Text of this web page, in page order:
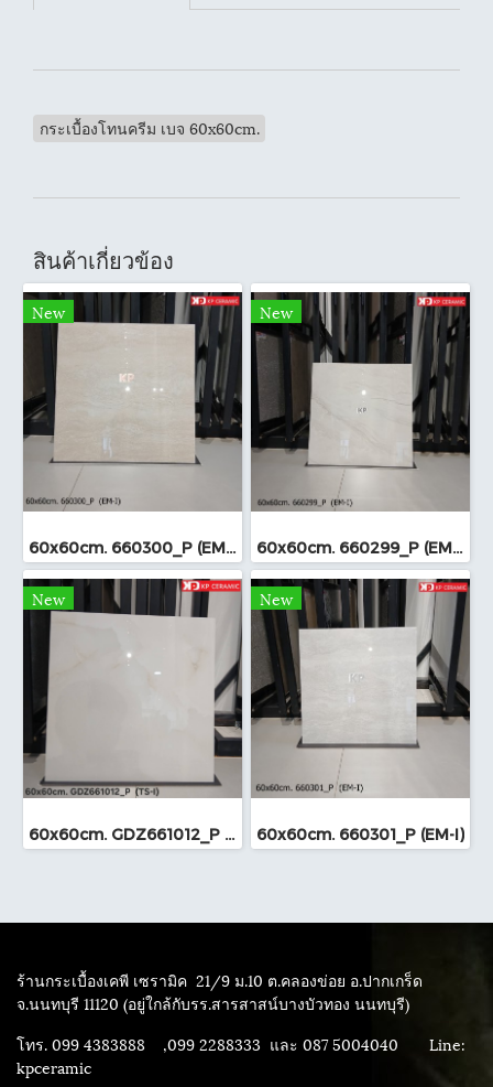
กระเบื้องโทนครีม เบจ 60x60cm.
สินค้าเกี่ยวข้อง
New
60x60cm. 660300_P (EM-I)
New
60x60cm. 660299_P (EM-I)
New
60x60cm. GDZ661012_P (TS-I)
New
60x60cm. 660301_P (EM-I)
ร้านกระเบื้องเคพี เซรามิค 21/9 ม.10 ต.คลองข่อย อ.ปากเกร็ด
จ.นนทบุรี 11120 (อยู่ใกล้กับรร.สารสาสน์บางบัวทอง นนทบุรี)
โทร. 099 4383888 ,099 2288333 และ 087 5004040 Line:
kpceramic